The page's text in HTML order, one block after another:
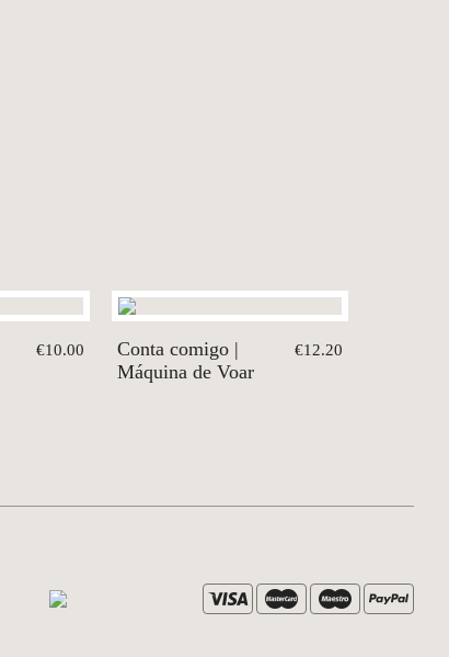
€10.00
Conta comigo |
Máquina de Voar
€12.20